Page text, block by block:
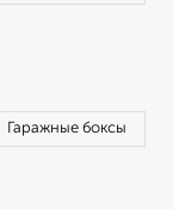
Гаражные боксы